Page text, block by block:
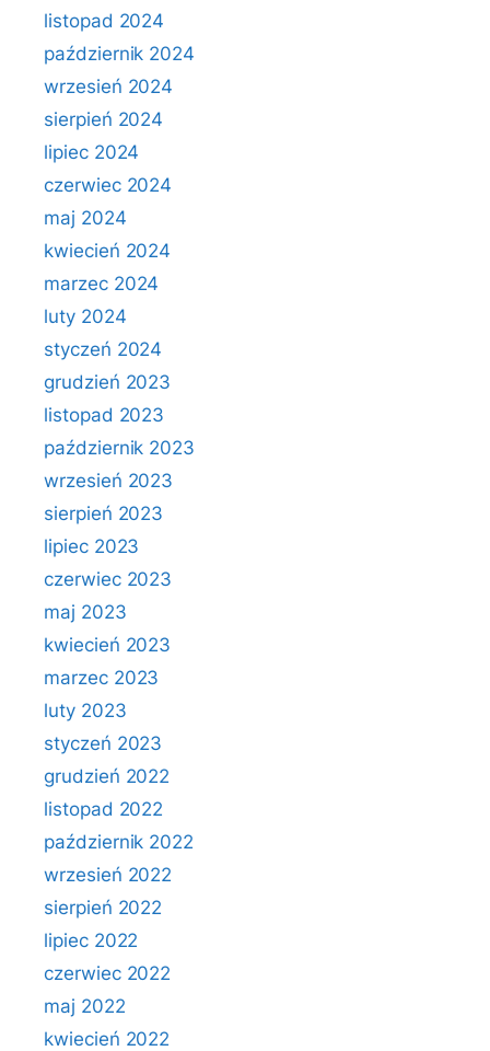
listopad 2024
październik 2024
wrzesień 2024
sierpień 2024
lipiec 2024
czerwiec 2024
maj 2024
kwiecień 2024
marzec 2024
luty 2024
styczeń 2024
grudzień 2023
listopad 2023
październik 2023
wrzesień 2023
sierpień 2023
lipiec 2023
czerwiec 2023
maj 2023
kwiecień 2023
marzec 2023
luty 2023
styczeń 2023
grudzień 2022
listopad 2022
październik 2022
wrzesień 2022
sierpień 2022
lipiec 2022
czerwiec 2022
maj 2022
kwiecień 2022